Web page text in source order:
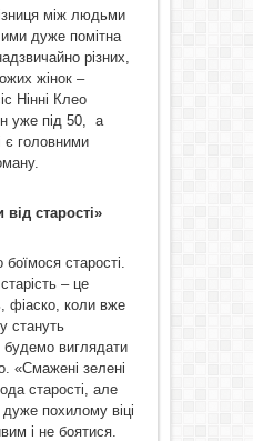
між людьми
дуже помітна
різних,
жінок –
Нінні Клео
уже під 50,
а
є головними
старості»
старості.
– це
фіаско, коли вже
стануть
виглядати
«Смажені зелені
старості, але
похилому віці
і не боятися.